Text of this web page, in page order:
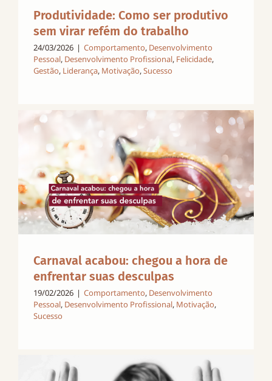
Produtividade: Como ser produtivo
sem virar refém do trabalho
24/03/2026 | Comportamento, Desenvolvimento
Pessoal, Desenvolvimento Profissional, Felicidade,
Gestão, Liderança, Motivação,Sucesso
Carnaval acabou: chegou a hora de
enfrentar suas desculpas
19/02/2026 | Comportamento, Desenvolvimento
Pessoal, Desenvolvimento Profissional, Motivação,
Sucesso